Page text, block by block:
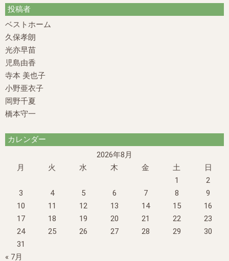
投稿者
ベストホーム
久保孝朗
光亦早苗
児島由香
寺本 美也子
小野亜衣子
岡野千夏
橋本守一
カレンダー
2026年8月
月
火 水 木 金 土
日
1
2
3
4 5 6 7 8
9
10
11 12 13 14 15
16
17
18 19 20 21 22
23
24
25 26 27 28 29
30
31
« 7月